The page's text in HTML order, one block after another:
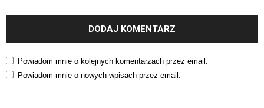
Powiadom mnie o kolejnych komentarzach przez email.
Powiadom mnie o nowych wpisach przez email.